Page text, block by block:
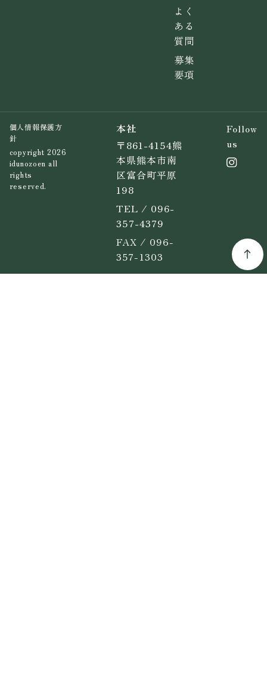
よく
ある
質問
募集
要項
個人情報保護方
針
copyright 2026
idunozoen all
rights
reserved.
本社
〒861-4154熊
本県熊本市南
区富合町平原
198
TEL / 096-
357-4379
FAX / 096-
357-1303
Follow
us